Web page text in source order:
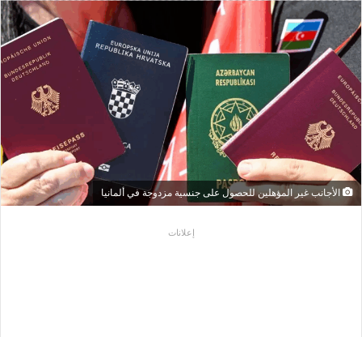
الأجانب غير المؤهلين للحصول على جنسية مزدوجة في ألمانيا
إعلانات